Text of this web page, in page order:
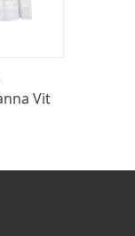
Vit